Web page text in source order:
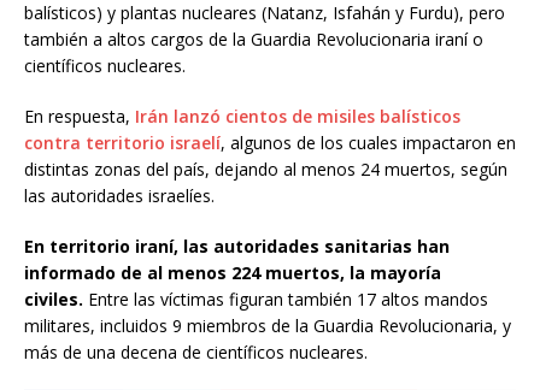
balísticos) y plantas nucleares (Natanz, Isfahán y Furdu), pero
también a altos cargos de la Guardia Revolucionaria iraní o
científicos nucleares.
En respuesta, Irán lanzó cientos de misiles balísticos
contra territorio israelí, algunos de los cuales impactaron en
distintas zonas del país, dejando al menos 24 muertos, según
las autoridades israelíes.
En territorio iraní, las autoridades sanitarias han
informado de al menos 224 muertos, la mayoría
civiles. Entre las víctimas figuran también 17 altos mandos
militares, incluidos 9 miembros de la Guardia Revolucionaria, y
más de una decena de científicos nucleares.